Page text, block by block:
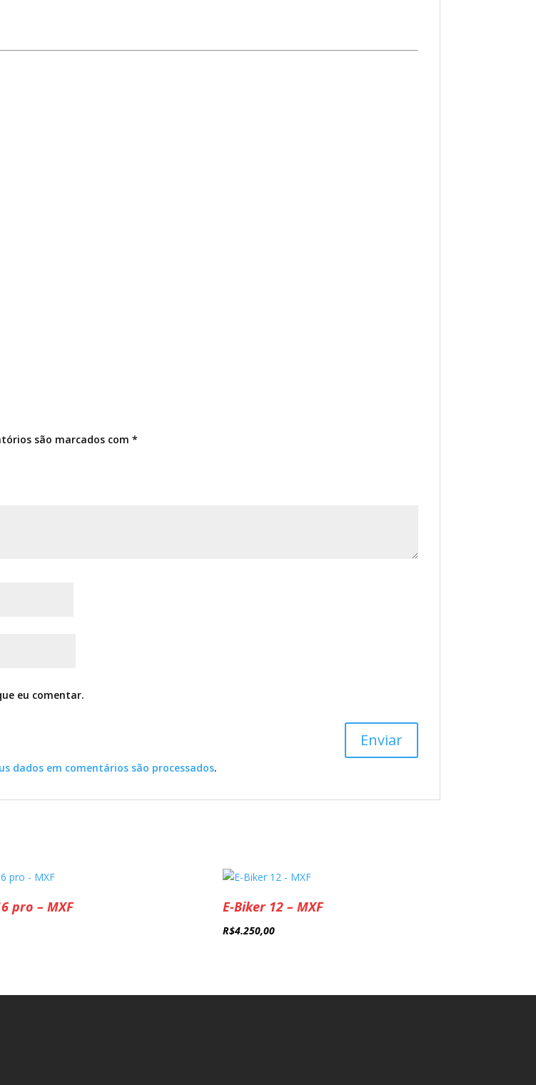
são marcados com*
eu comentar.
dados em comentários são processados.
pro – MXF E-Biker 12 – MXF
R$4.250,00